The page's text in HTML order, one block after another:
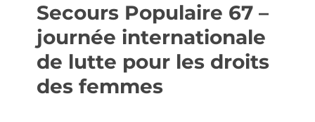
Secours Populaire 67 –
journée internationale
de lutte pour les droits
des femmes